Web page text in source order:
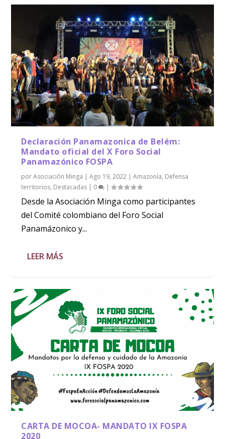
Declaración Panamazonica de Belém:
Mandato oficial del X Foro Social
Panamazónico FOSPA
porAsociación Minga |Ago 19, 2022 |Amazonía, Defensa
territorios, Destacadas | 0 |
Desde la Asociación Minga como participantes
del Comité colombiano del Foro Social
Panamázonico y...
LEER MÁS
CARTA DE MOCOA- MANDATO IX FOSPA
2020